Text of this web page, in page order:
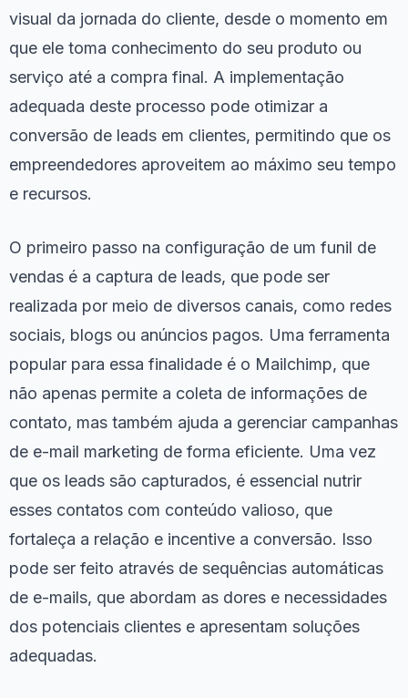
visual da jornada do cliente, desde o momento em
que ele toma conhecimento do seu produto ou
serviço até a compra final. A implementação
adequada deste processo pode otimizar a
conversão de leads em clientes, permitindo que os
empreendedores aproveitem ao máximo seu tempo
e recursos.
O primeiro passo na configuração de um funil de
vendas é a captura de leads, que pode ser
realizada por meio de diversos canais, como redes
sociais, blogs ou anúncios pagos. Uma ferramenta
popular para essa finalidade é o Mailchimp, que
não apenas permite a coleta de informações de
contato, mas também ajuda a gerenciar campanhas
de e-mail marketing de forma eficiente. Uma vez
que os leads são capturados, é essencial nutrir
esses contatos com conteúdo valioso, que
fortaleça a relação e incentive a conversão. Isso
pode ser feito através de sequências automáticas
de e-mails, que abordam as dores e necessidades
dos potenciais clientes e apresentam soluções
adequadas.